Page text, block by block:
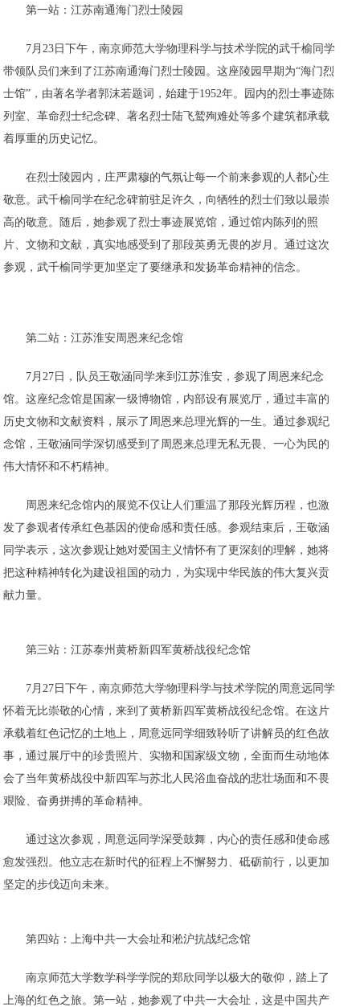
第一站：江苏南通海门烈士陵园
7月23日下午，南京师范大学物理科学与技术学院的武千榆同学
带领队员们来到了江苏南通海门烈士陵园。这座陵园早期为“海门烈
士馆”，由著名学者郭沫若题词，始建于1952年。园内的烈士事迹陈
列室、革命烈士纪念碑、著名烈士陆飞鹫殉难处等多个建筑都承载
着厚重的历史记忆。
在烈士陵园内，庄严肃穆的气氛让每一个前来参观的人都心生
敬意。武千榆同学在纪念碑前驻足许久，向牺牲的烈士们致以最崇
高的敬意。随后，她参观了烈士事迹展览馆，通过馆内陈列的照
片、文物和文献，真实地感受到了那段英勇无畏的岁月。通过这次
参观，武千榆同学更加坚定了要继承和发扬革命精神的信念。
第二站：江苏淮安周恩来纪念馆
7月27日，队员王敬涵同学来到江苏淮安，参观了周恩来纪念
馆。这座纪念馆是国家一级博物馆，内部设有展览厅，通过丰富的
历史文物和文献资料，展示了周恩来总理光辉的一生。通过参观纪
念馆，王敬涵同学深切感受到了周恩来总理无私无畏、一心为民的
伟大情怀和不朽精神。
周恩来纪念馆内的展览不仅让人们重温了那段光辉历程，也激
发了参观者传承红色基因的使命感和责任感。参观结束后，王敬涵
同学表示，这次参观让她对爱国主义情怀有了更深刻的理解，她将
把这种精神转化为建设祖国的动力，为实现中华民族的伟大复兴贡
献力量。
第三站：江苏泰州黄桥新四军黄桥战役纪念馆
7月27日下午，南京师范大学物理科学与技术学院的周意远同学
怀着无比崇敬的心情，来到了黄桥新四军黄桥战役纪念馆。在这片
承载着红色记忆的土地上，周意远同学细致聆听了讲解员的红色故
事，通过展厅中的珍贵照片、实物和国家级文物，全面而生动地体
会了当年黄桥战役中新四军与苏北人民浴血奋战的悲壮场面和不畏
艰险、奋勇拼搏的革命精神。
通过这次参观，周意远同学深受鼓舞，内心的责任感和使命感
愈发强烈。他立志在新时代的征程上不懈努力、砥砺前行，以更加
坚定的步伐迈向未来。
第四站：上海中共一大会址和淞沪抗战纪念馆
南京师范大学数学科学学院的郑欣同学以极大的敬仰，踏上了
上海的红色之旅。第一站，她参观了中共一大会址，这是中国共产